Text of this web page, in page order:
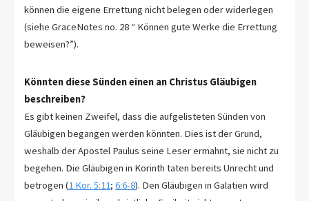
können die eigene Errettung nicht belegen oder widerlegen
(siehe GraceNotes no. 28 “ Können gute Werke die Errettung
beweisen?”).
Könnten diese Sünden einen an Christus Gläubigen
beschreiben?
Es gibt keinen Zweifel, dass die aufgelisteten Sünden von
Gläubigen begangen werden könnten. Dies ist der Grund,
weshalb der Apostel Paulus seine Leser ermahnt, sie nicht zu
begehen. Die Gläubigen in Korinth taten bereits Unrecht und
betrogen (1 Kor. 5:11; 6:6-8). Den Gläubigen in Galatien wird